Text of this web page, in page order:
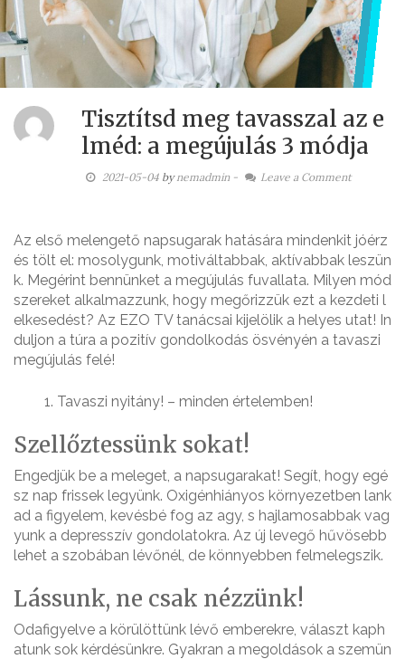
Tisztítsd meg tavasszal az e
lméd: a megújulás 3 módja
2021-05-04bynemadmin - Leave a Comment
Az első melengető napsugarak hatására mindenkit jóérz
és tölt el: mosolygunk, motiváltabbak, aktívabbak leszün
k. Megérint bennünket a megújulás fuvallata. Milyen mód
szereket alkalmazzunk, hogy megőrizzük ezt a kezdeti l
elkesedést? Az EZO TV tanácsai kijelölik a helyes utat! In
duljon a túra a pozitív gondolkodás ösvényén a tavaszi
megújulás felé!
Tavaszi nyitány! – minden értelemben!
Szellőztessünk sokat!
Engedjük be a meleget, a napsugarakat! Segít, hogy egé
sz nap frissek legyünk. Oxigénhiányos környezetben lank
ad a figyelem, kevésbé fog az agy, s hajlamosabbak vag
yunk a depresszív gondolatokra. Az új levegő hűvösebb
lehet a szobában lévőnél, de könnyebben felmelegszik.
Lássunk, ne csak nézzünk!
Odafigyelve a körülöttünk lévő emberekre, választ kaph
atunk sok kérdésünkre. Gyakran a megoldások a szemün